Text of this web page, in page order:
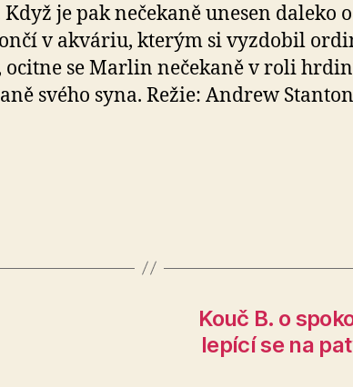
je pak nečekaně unesen daleko
v akváriu, kterým si vyzdobil
ocitne se Marlin nečekaně v roli
svého syna. Režie: Andrew
Kouč B. o
lepící se na